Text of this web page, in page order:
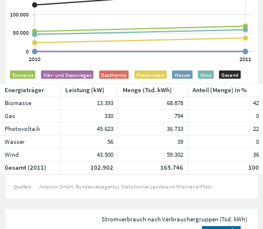
Biomasse Klär- und Deponiegas Geothermie Photovoltaik Wasser Wind Gesamt
Energieträger Leistung (kW) Menge (Tsd. kWh)
Anteil (Menge) in %
Biomasse
13.393 68.878
42
Gas
330 794
0
Photovoltaik
45.623 36.733
22
Wasser
56 39
0
Wind
43.500 59.302
36
Gesamt (2011)
102.902 165.746 100
Quellen: Amprion GmbH Bundesnetzagentur Statistisches Landesamt Rheinland-Pfalz
Stromverbrauch nach Verbrauchergruppen (Tsd. kWh)